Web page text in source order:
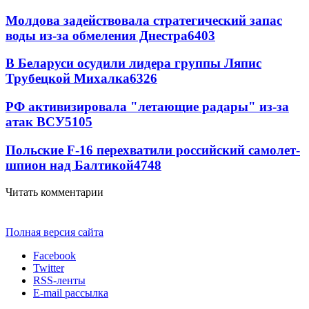
Молдова задействовала стратегический запас
воды из-за обмеления Днестра6403
В Беларуси осудили лидера группы Ляпис
Трубецкой Михалка6326
РФ активизировала "летающие радары" из-за
атак ВСУ5105
Польские F-16 перехватили российский самолет-
шпион над Балтикой4748
Читать комментарии
Полная версия сайта
Facebook
Twitter
RSS-ленты
E-mail рассылка